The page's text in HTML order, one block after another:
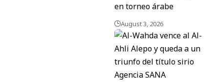
en torneo árabe
August 3, 2026